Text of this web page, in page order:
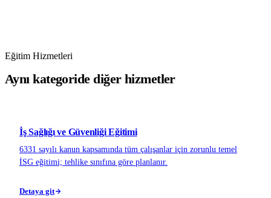
Eğitim Hizmetleri
Aynı kategoride diğer hizmetler
İş Sağlığı ve Güvenliği Eğitimi
6331 sayılı kanun kapsamında tüm çalışanlar için zorunlu temel
İSG eğitimi; tehlike sınıfına göre planlanır.
Detaya git